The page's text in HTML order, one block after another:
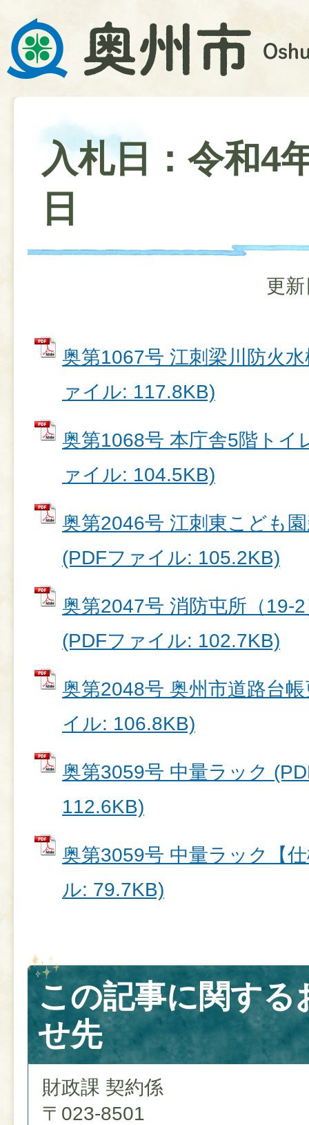
入札日：令和4
日
更
奥第1067号 江刺梁川防火
ァイル: 117.8KB)
奥第1068号 本庁舎5階トイ
ァイル: 104.5KB)
奥第2046号 江刺東こども
(PDFファイル: 105.2KB)
奥第2047号 消防屯所（19-
(PDFファイル: 102.7KB)
奥第2048号 奥州市道路台
イル: 106.8KB)
奥第3059号 中量ラック
112.6KB)
奥第3059号 中量ラック【
ル: 79.7KB)
この記事に関する
せ先
財政課 契約係
〒023-8501